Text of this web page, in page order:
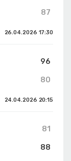
87
26.04.2026 17:30
96
80
24.04.2026 20:15
81
88